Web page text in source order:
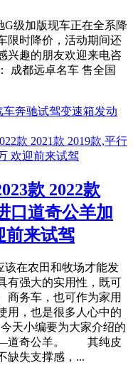
级加版现车正在全系降
限时降价，活动期间还
兴趣的朋友欢迎来电咨
成都远卓名车 售全国
车奔驰试驾变速箱发动
款 2022款
口道奇公羊加
前来试驾
在农田和牧场才能发
有强大的实用性，既可
商务车，也可作为家用
用，也是很多人心中的
天小编要为大家介绍的
道奇公羊。 其纯皮
缺失支撑感，...